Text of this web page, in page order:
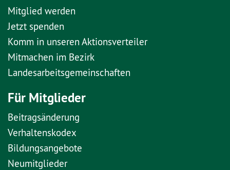
Mitglied werden
Jetzt spenden
Komm in unseren Aktionsverteiler
Mitmachen im Bezirk
Landesarbeitsgemeinschaften
Für Mitglieder
Beitragsänderung
Verhaltenskodex
Bildungsangebote
Neumitglieder